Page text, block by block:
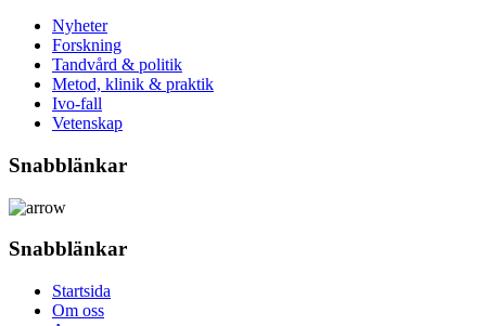
Nyheter
Forskning
Tandvård & politik
Metod, klinik & praktik
Ivo-fall
Vetenskap
Snabblänkar
Snabblänkar
Startsida
Om oss